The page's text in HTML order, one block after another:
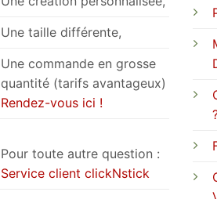
Une taille différente,
Une commande en grosse
quantité (tarifs avantageux)
Rendez-vous ici !
Pour toute autre question :
Service client clickNstick